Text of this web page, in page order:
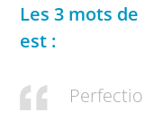
Les 3 mots
est :